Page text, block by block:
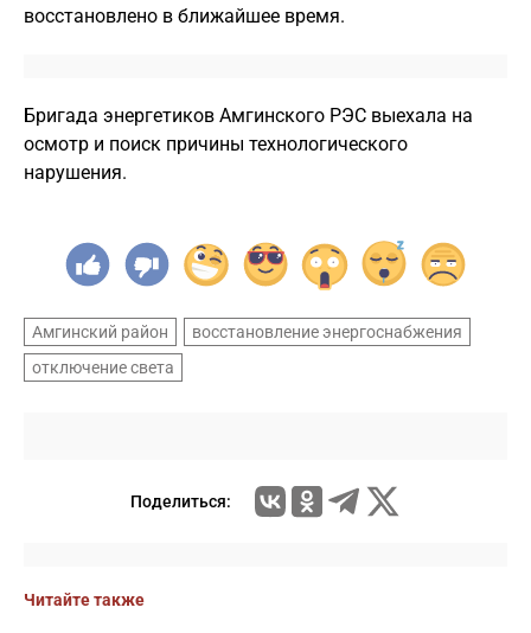
восстановлено в ближайшее время.
Бригада энергетиков Амгинского РЭС выехала на
осмотр и поиск причины технологического
нарушения.
Амгинский район
восстановление энергоснабжения
отключение света
Поделиться:
Читайте также